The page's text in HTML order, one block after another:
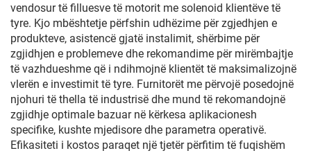
vendosur të filluesve të motorit me solenoid klientëve të
tyre. Kjo mbështetje përfshin udhëzime për zgjedhjen e
produkteve, asistencë gjatë instalimit, shërbime për
zgjidhjen e problemeve dhe rekomandime për mirëmbajtje
të vazhdueshme që i ndihmojnë klientët të maksimalizojnë
vlerën e investimit të tyre. Furnitorët me përvojë posedojnë
njohuri të thella të industrisë dhe mund të rekomandojnë
zgjidhje optimale bazuar në kërkesa aplikacionesh
specifike, kushte mjedisore dhe parametra operativë.
Efikasiteti i kostos paraqet një tjetër përfitim të fuqishëm